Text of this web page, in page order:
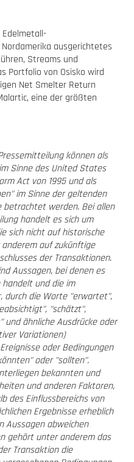
Edelmetall-
ausgerichtetes
Streams und
Portfolio von Osisko wird
Net Smelter Return
eine der größten
können als
Sinne des United States
Act von 1995 und als
im Sinne der geltenden
betrachtet werden. Bei allen
handelt es sich um
sich nicht auf historische
auf zukünftige
der Transaktionen.
Aussagen, bei denen es
und die im
durch die Worte "erwartet",
"schätzt",
und ähnliche Ausdrücke oder
Variationen)
oder Bedingungen
oder "sollten".
bekannten und
und anderen Faktoren,
des Einflussbereichs von
Ergebnisse erheblich
Aussagen abweichen
gehört unter anderem das
Transaktion die